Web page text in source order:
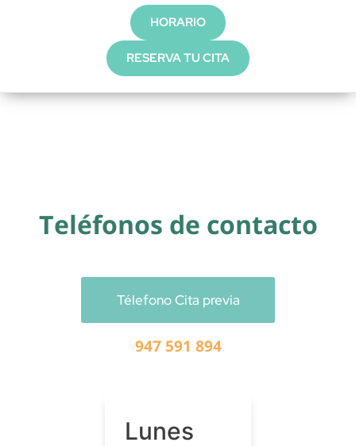
HORARIO
RESERVA TU CITA
Teléfonos de contacto
Télefono Cita previa
947 591 894
Lunes